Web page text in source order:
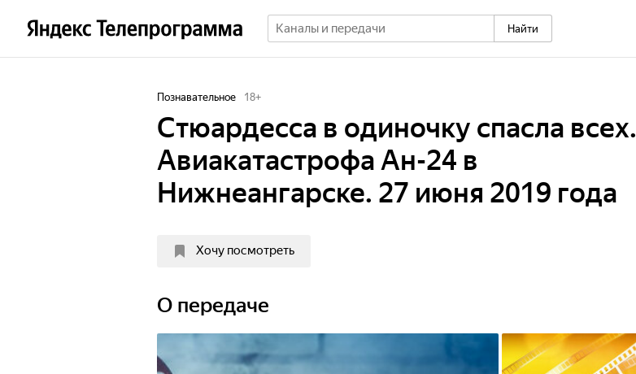
Найти
Познавательное 18+
Стюардесса в одиночку спасла всех.
Авиакатастрофа Ан-24 в
Нижнеангарске. 27 июня 2019 года
Хочу посмотреть
О передаче